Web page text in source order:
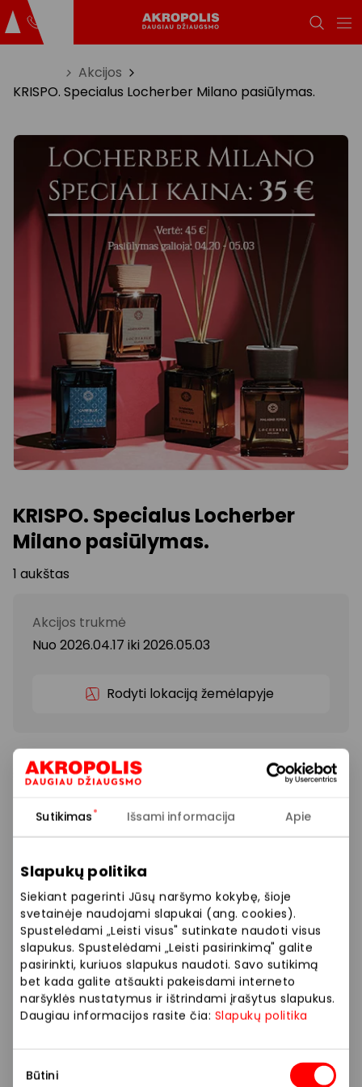
Sutikimas Išsami informacija Apie
Slapukų politika
Siekiant pagerinti Jūsų naršymo kokybę, šioje
svetainėje naudojami slapukai (ang. cookies).
Spustelėdami „Leisti visus" sutinkate naudoti visus
slapukus. Spustelėdami „Leisti pasirinkimą" galite
pasirinkti, kuriuos slapukus naudoti. Savo sutikimą
bet kada galite atšaukti pakeisdami interneto
naršyklės nustatymus ir ištrindami įrašytus slapukus.
Daugiau informacijos rasite čia: Slapukų politika
Būtini
Akcijos
KRISPO. Specialus Locherber Milano pasiūlymas.
KRISPO. Specialus Locherber
Milano pasiūlymas.
1 aukštas
Akcijos trukmė
Nuo 2026.04.17 iki 2026.05.03
Rodyti lokaciją žemėlapyje
Locherber Milano atrinktiems produktams taikoma
speciali kaina.
Prekybos ir pramogų centre „AKROPOLIS“
savarankiškai nustato taikomas nuolaidas, jų
dydžius bei kitas aktualias sąlygas.
Stengiamės kuo tiksliau pateikti aktualią
informaciją, tačiau, jei kyla neatitikimų tarp mūsų
tinklalapyje pateiktos informacijos ir faktinės
informacijos parduotuvėje ar paslaugų teikimo
vietoje, visada vadovaukitės tuo, kas nurodyta
konkrečioje parduotuvėje ar paslaugų teikimo
Visais klausimais, susijusiais su konkrečiomis